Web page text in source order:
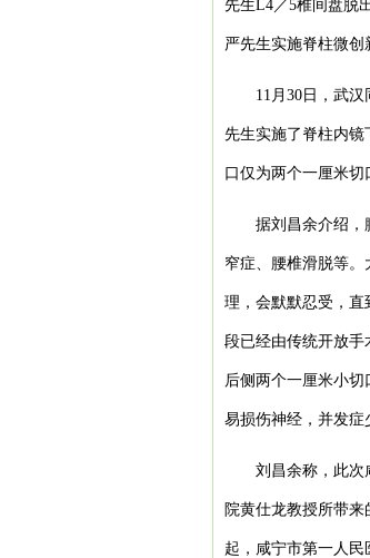
先生L4／5椎间盘脱
严先生实施脊柱微
11月30日，武
先生实施了脊柱内镜
口仅为两个一厘米切
据刘昌余介绍，
窄症、腰椎滑脱等
理，会默默忍受，
段已经由传统开放手
后侧两个一厘米小
易损伤神经，并发症
刘昌余称，此次
院黄仕龙教授所带
起，咸宁市第一人